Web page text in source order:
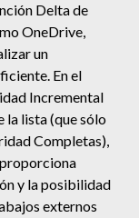
Delta de
OneDrive,
un
En el
Incremental
la lista (que sólo
Completas),
y la posibilidad
externos